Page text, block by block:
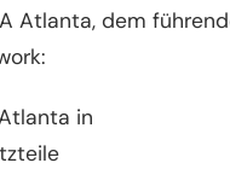
Atlanta, dem
in